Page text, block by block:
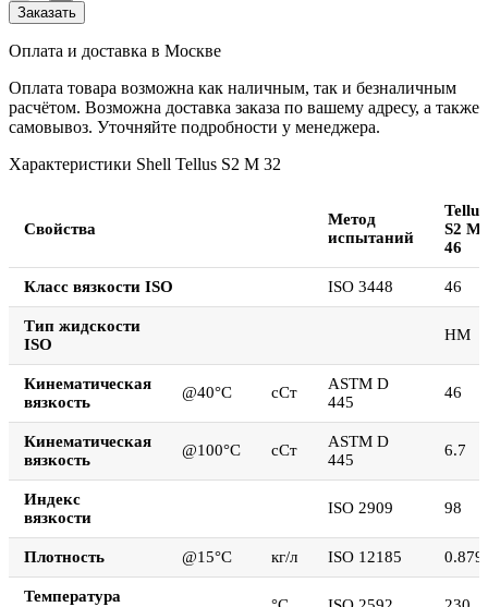
Заказать
Оплата и доставка в Москве
Оплата товара возможна как наличным, так и безналичным
расчётом. Возможна доставка заказа по вашему адресу, а также
самовывоз. Уточняйте подробности у менеджера.
Характеристики Shell Tellus S2 M 32
Свойства
Метод
испытаний
Tellus
S2 M
46
Класс вязкости ISO ISO 3448 46
Тип жидскости
ISO
HM
Кинематическая
вязкость
@40°C сСт
ASTM D
445
46
Кинематическая
вязкость
@100°C сСт
ASTM D
445
6.7
Индекс
вязкости
ISO 2909 98
Плотность @15°C кг/л ISO 12185 0.879
Температура